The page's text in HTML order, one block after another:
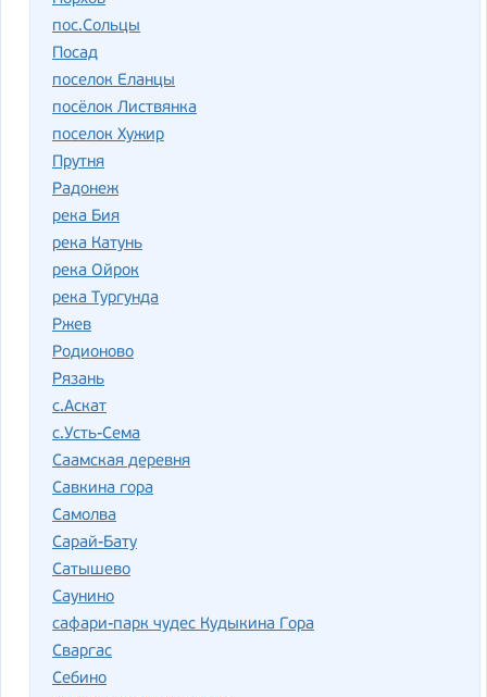
пос.Сольцы
Посад
поселок Еланцы
посёлок Листвянка
поселок Хужир
Прутня
Радонеж
река Бия
река Катунь
река Ойрок
река Тургунда
Ржев
Родионово
Рязань
с.Аскат
с.Усть-Сема
Саамская деревня
Савкина гора
Самолва
Сарай-Бату
Сатышево
Саунино
сафари-парк чудес Кудыкина Гора
Сваргас
Себино